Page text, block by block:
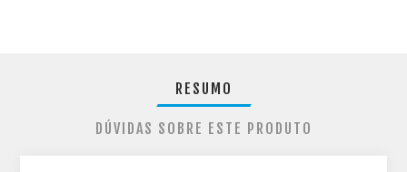
RESUMO
DÚVIDAS SOBRE ESTE PRODUTO